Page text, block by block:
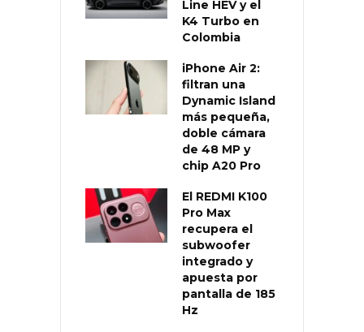
Line HEV y el
K4 Turbo en
Colombia
iPhone Air 2:
filtran una
Dynamic Island
más pequeña,
doble cámara
de 48 MP y
chip A20 Pro
El REDMI K100
Pro Max
recupera el
subwoofer
integrado y
apuesta por
pantalla de 185
Hz